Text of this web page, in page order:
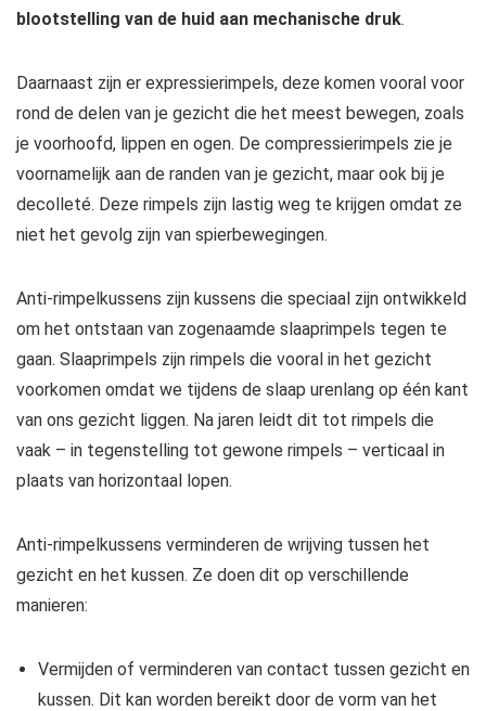
blootstelling van de huid aan mechanische druk.
Daarnaast zijn er expressierimpels, deze komen vooral voor
rond de delen van je gezicht die het meest bewegen, zoals
je voorhoofd, lippen en ogen. De compressierimpels zie je
voornamelijk aan de randen van je gezicht, maar ook bij je
decolleté. Deze rimpels zijn lastig weg te krijgen omdat ze
niet het gevolg zijn van spierbewegingen.
Anti-rimpelkussens zijn kussens die speciaal zijn ontwikkeld
om het ontstaan van zogenaamde slaaprimpels tegen te
gaan. Slaaprimpels zijn rimpels die vooral in het gezicht
voorkomen omdat we tijdens de slaap urenlang op één kant
van ons gezicht liggen. Na jaren leidt dit tot rimpels die
vaak – in tegenstelling tot gewone rimpels – verticaal in
plaats van horizontaal lopen.
Anti-rimpelkussens verminderen de wrijving tussen het
gezicht en het kussen. Ze doen dit op verschillende
manieren:
Vermijden of verminderen van contact tussen gezicht en
kussen. Dit kan worden bereikt door de vorm van het